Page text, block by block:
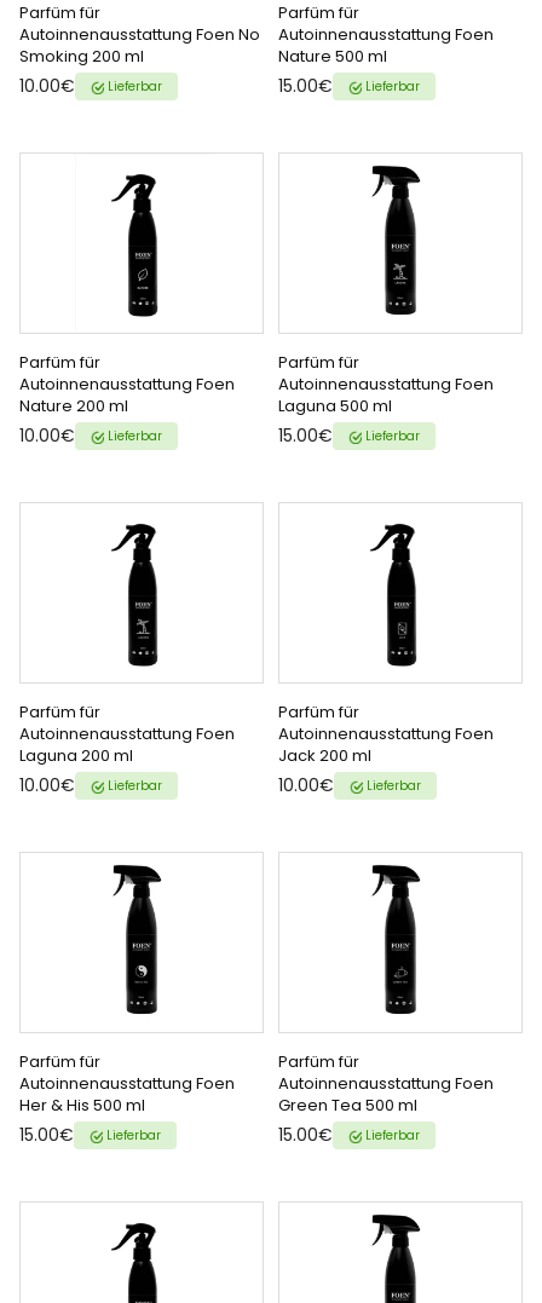
ZUM WARENKORB
HINZUFÜGEN
Parfüm für
Autoinnenausstattung Foen No
Smoking 200 ml
{{ name }} auf {{ platform }}
10.00€ Lieferbar
ZUM WARENKORB
HINZUFÜGEN
Parfüm für
Autoinnenausstattung Foen
Nature 500 ml
{{ name }} auf {{ platform }}
15.00€ Lieferbar
ZUM WARENKORB
HINZUFÜGEN
Parfüm für
Autoinnenausstattung Foen
Nature 200 ml
{{ name }} auf {{ platform }}
10.00€ Lieferbar
ZUM WARENKORB
HINZUFÜGEN
Parfüm für
Autoinnenausstattung Foen
Laguna 500 ml
{{ name }} auf {{ platform }}
15.00€ Lieferbar
ZUM WARENKORB
HINZUFÜGEN
Parfüm für
Autoinnenausstattung Foen
Laguna 200 ml
{{ name }} auf {{ platform }}
10.00€ Lieferbar
ZUM WARENKORB
HINZUFÜGEN
Parfüm für
Autoinnenausstattung Foen
Jack 200 ml
{{ name }} auf {{ platform }}
10.00€ Lieferbar
ZUM WARENKORB
HINZUFÜGEN
Parfüm für
Autoinnenausstattung Foen
Her & His 500 ml
{{ name }} auf {{ platform }}
15.00€ Lieferbar
ZUM WARENKORB
HINZUFÜGEN
Parfüm für
Autoinnenausstattung Foen
Green Tea 500 ml
{{ name }} auf {{ platform }}
15.00€ Lieferbar